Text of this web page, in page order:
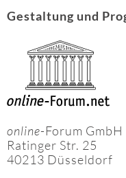
Gestaltung und
online-Forum GmbH
Ratinger Str. 25
40213 Düsseldorf